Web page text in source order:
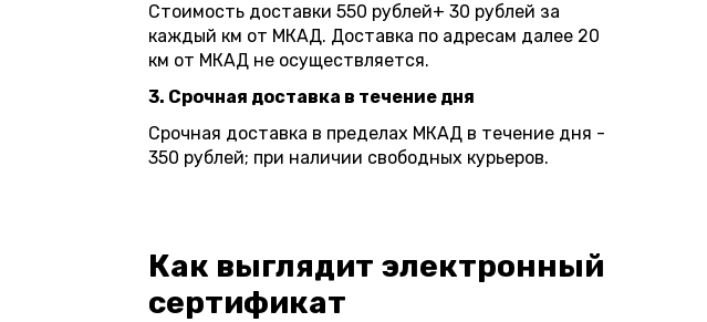
Стоимость доставки 550 рублей+ 30 рублей за
каждый км от МКАД. Доставка по адресам далее 20
км от МКАД не осуществляется.
3. Срочная доставка в течение дня
Срочная доставка в пределах МКАД в течение дня -
350 рублей; при наличии свободных курьеров.
Как выглядит электронный
сертификат